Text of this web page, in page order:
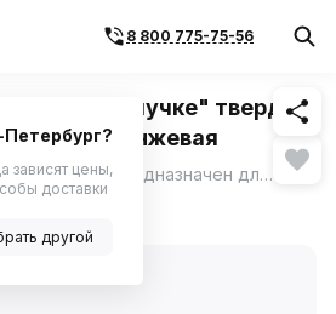
8 800 775-75-56Похожие
"На липучке" твердая
оранжевая
Круг полировальный CHAMAELEON предназначен для механической полировки и шлифования; подходит для использования с крупнозернистыми полировальными пастами. ещё
зависят цены,
доставки
другой